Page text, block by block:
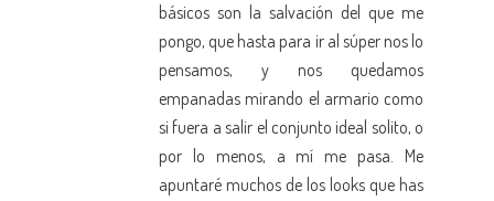
básicos son la salvación del que me
pongo, que hasta para ir al súper nos lo
pensamos, y nos quedamos
empanadas mirando el armario como
si fuera a salir el conjunto ideal solito, o
por lo menos, a mí me pasa. Me
apuntaré muchos de los looks que has